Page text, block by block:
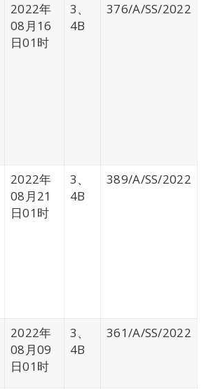
2022年
08月16
日01时
3、
4B
376/A/SS/2022
2022年
08月21
日01时
3、
4B
389/A/SS/2022
2022年
08月09
日01时
3、
4B
361/A/SS/2022